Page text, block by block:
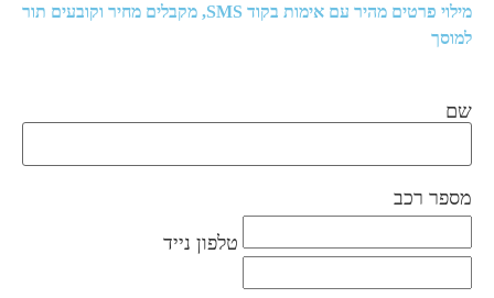
מילוי פרטים מהיר עם אימות בקוד SMS, מקבלים מחיר וקובעים תור
למוסך
שם
מספר רכב
טלפון נייד